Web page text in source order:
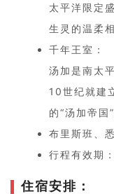
太平洋限定
生灵的温柔相
千年王室：
汤加是南太
10世纪就建
的“汤加帝国”
布里斯班、
行程有效期
住宿安排：